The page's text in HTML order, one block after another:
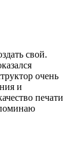
свой.
очень
и
печати